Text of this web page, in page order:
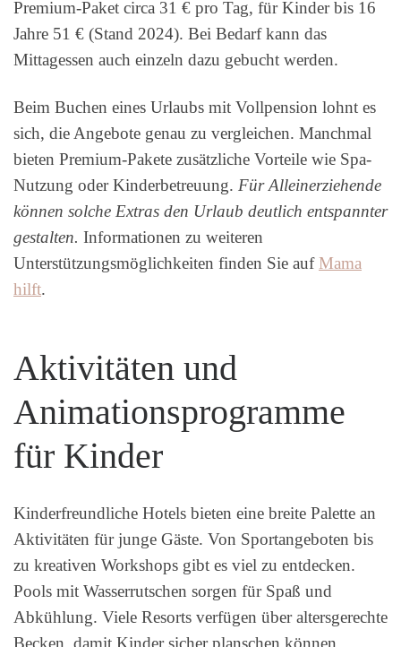
Premium-Paket circa 31 € pro Tag, für Kinder bis 16
Jahre 51 € (Stand 2024). Bei Bedarf kann das
Mittagessen auch einzeln dazu gebucht werden.
Beim Buchen eines Urlaubs mit Vollpension lohnt es
sich, die Angebote genau zu vergleichen. Manchmal
bieten Premium-Pakete zusätzliche Vorteile wie Spa-
Nutzung oder Kinderbetreuung. Für Alleinerziehende
können solche Extras den Urlaub deutlich entspannter
gestalten. Informationen zu weiteren
Unterstützungsmöglichkeiten finden Sie aufMama
hilft.
Aktivitäten und
Animationsprogramme
für Kinder
Kinderfreundliche Hotels bieten eine breite Palette an
Aktivitäten für junge Gäste. Von Sportangeboten bis
zu kreativen Workshops gibt es viel zu entdecken.
Pools mit Wasserrutschen sorgen für Spaß und
Abkühlung. Viele Resorts verfügen über altersgerechte
Becken, damit Kinder sicher planschen können.